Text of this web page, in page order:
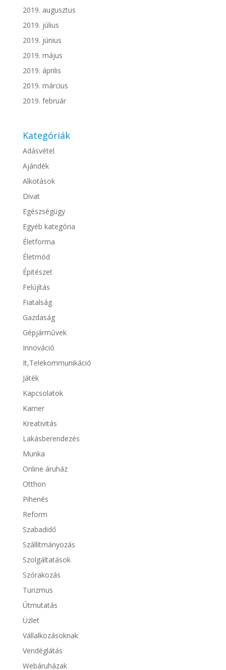
2019. augusztus
2019. július
2019. június
2019. május
2019. április
2019. március
2019. február
Kategóriák
Adásvétel
Ajándék
Alkotások
Divat
Egészségügy
Egyéb kategória
Életforma
Életmód
Épitészet
Felújítás
Fiatalság
Gazdaság
Gépjárművek
Innováció
It,Telekommunikáció
Játék
Kapcsolatok
Karrier
Kreativitás
Lakásberendezés
Munka
Online áruház
Otthon
Pihenés
Reform
Szabadidő
Szállítmányozás
Szolgáltatások
Szórakozás
Turizmus
Útmutatás
Üzlet
Vállalkozásoknak
Vendéglátás
Webáruházak